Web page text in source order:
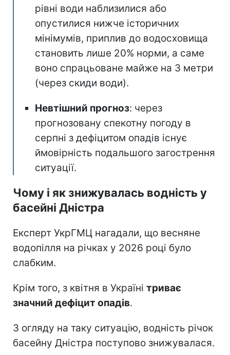
рівні води наблизилися або
опустилися нижче історичних
мінімумів, приплив до водосховища
становить лише 20% норми, а саме
воно спрацьоване майже на 3 метри
(через скиди води).
Невтішний прогноз: через
прогнозовану спекотну погоду в
серпні з дефіцитом опадів існує
ймовірність подальшого загострення
ситуації.
Чому і як знижувалась водність у
басейні Дністра
Експерт УкрГМЦ нагадали, що весняне
водопілля на річках у 2026 році було
слабким.
Крім того, з квітня в Україні триває
значний дефіцит опадів.
З огляду на таку ситуацію, водність річок
басейну Дністра поступово знижувалася.